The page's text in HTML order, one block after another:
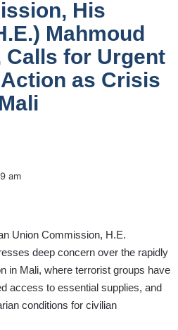
His
Mahmoud
Calls for Urgent
as Crisis
am
Union Commission, H.E.
deep concern over the rapidly
in Mali, where terrorist groups have
access to essential supplies, and
conditions for civilian